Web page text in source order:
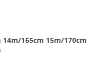
14m/165cm 15m/170cm